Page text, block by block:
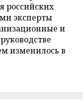
российских
эксперты
и
изменилось в